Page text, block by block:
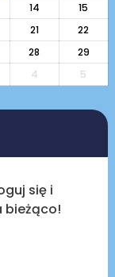
14
15
21
22
28
29
4 5
się i
bieżąco!